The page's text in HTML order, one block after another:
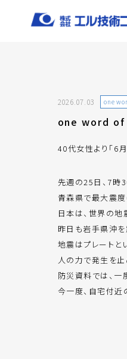
2026.07.03 one
one word of
40代女性より「6
先週の25日、7時
青森県で最大震度
日本は、世界の地
昨日も岩手県沖
地震はプレートと
人の力で発生を
防災資料では、一
今一度、自宅付近